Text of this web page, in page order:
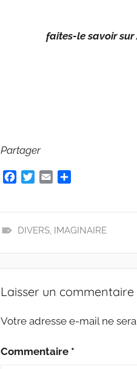
faites-le savoir sur
Partager
b
o
k
t
r
l
a
e
r
T
R
DIVERS, IMAGINAIRE
Laisser un commentaire
Votre adresse e-mail ne
Commentaire *